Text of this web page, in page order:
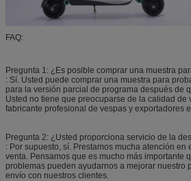
FAQ:
Pregunta 1: ¿Es posible comprar una muestra
: Sí. Usted puede comprar una muestra para
para la versión parcial de programa después de
Usted no tiene que preocuparse de la calidad de
fabricante profesional de vespas y exportadores
Pregunta 2: ¿Usted proporciona servicio de la
: Por supuesto, sí. Prestamos mucha atención en
venta. Pensamos que es mucho más importante
problemas pueden ayudarnos a mejorar nuestro
envío con nuestros clientes.